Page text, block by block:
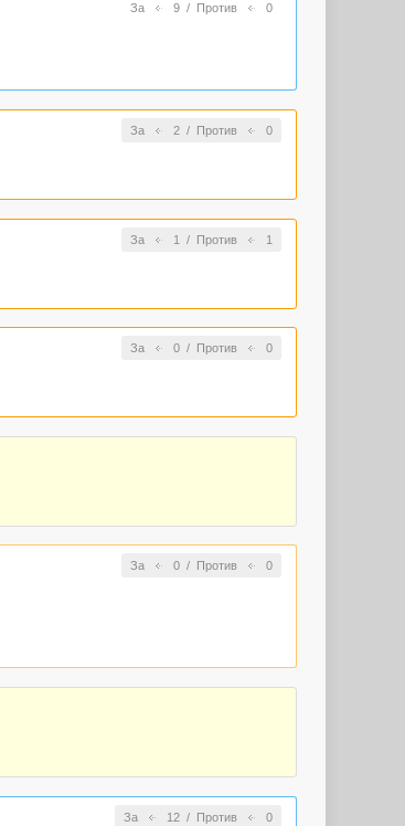
За 9/ Против 0
За 2/ Против 0
За 1 / Против 1
За 0/ Против 0
За 0/ Против 0
За 12/ Против 0